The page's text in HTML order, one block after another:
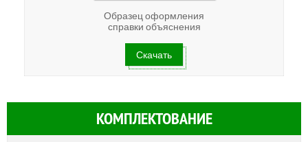
Образец оформления
справки объяснения
Скачать
КОМПЛЕКТОВАНИЕ